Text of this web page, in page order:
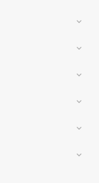





